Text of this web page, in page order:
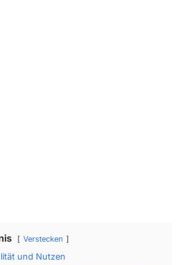
Verstecken
und Nutzen